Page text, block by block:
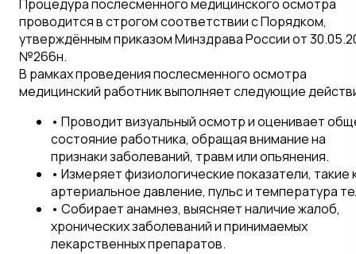
Процедура послесменного медицинского осмотра
проводится в строгом соответствии с Порядком,
утверждённым приказом Минздрава России от
№266н.
В рамках проведения послесменного осмотра
медицинский работник выполняет следующие
• Проводит визуальный осмотр и оценивает
состояние работника, обращая внимание на
признаки заболеваний, травм или опьянения.
• Измеряет физиологические показатели, такие
артериальное давление, пульс и температура
• Собирает анамнез, выясняет наличие жалоб,
хронических заболеваний и принимаемых
лекарственных препаратов.